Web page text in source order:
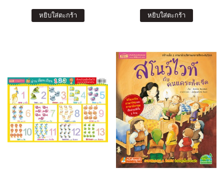
หยิบใส่ตะกร้า หยิบใส่ตะกร้า